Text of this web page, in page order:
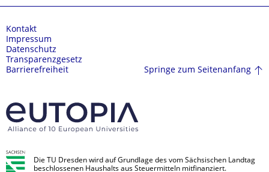
Kontakt
Impressum
Datenschutz
Transparenzgesetz
Barrierefreiheit
Springe zum Seitenanfang
Die TU Dresden wird auf Grundlage des vom Sächsischen Landtag
beschlossenen Haushalts aus Steuermitteln mitfinanziert.